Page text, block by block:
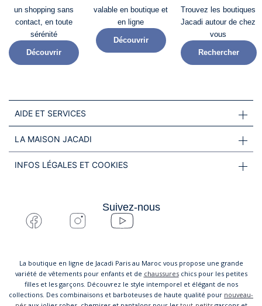
un shopping sans
contact, en toute
sérénité​
Découvrir
valable en boutique et
en ligne
Découvrir
Trouvez les boutiques
Jacadi autour de chez
vous
Rechercher
AIDE ET SERVICES
LA MAISON JACADI
INFOS LÉGALES ET COOKIES
Suivez-nous
La boutique en ligne de Jacadi Paris au Maroc vous propose une grande
variété de vêtements pour enfants et de chaussureschics pour les petites
filles et les garçons. Découvrez le style intemporel et élégant de nos
collections. Des combinaisons et barboteuses de haute qualité pour nouveau-